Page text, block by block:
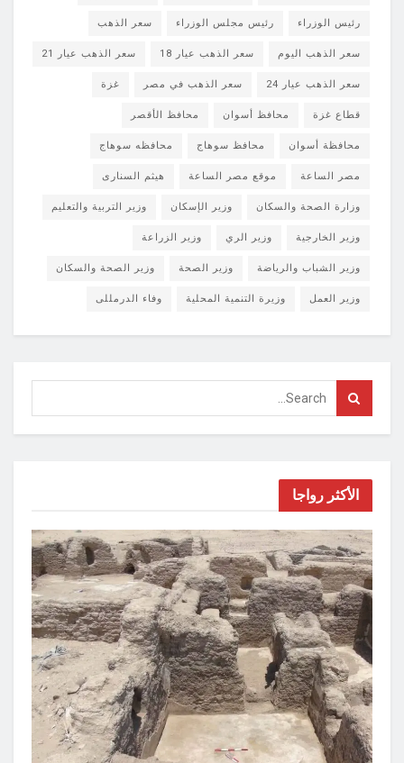
رئيس الوزراء رئيس مجلس الوزراء سعر الذهب
سعر الذهب اليوم سعر الذهب عيار 18 سعر الذهب عيار 21
سعر الذهب عيار 24 سعر الذهب في مصر غزة
قطاع غزة محافظ أسوان محافظ الأقصر
محافظة أسوان محافظ سوهاج محافظه سوهاج
مصر الساعة موقع مصر الساعة هيثم السنارى
وزارة الصحة والسكان وزير الإسكان وزير التربية والتعليم
وزير الخارجية وزير الري وزير الزراعة
وزير الشباب والرياضة وزير الصحة وزير الصحة والسكان
وزير العمل وزيرة التنمية المحلية وفاء الدرمللى
الأكثر رواجا